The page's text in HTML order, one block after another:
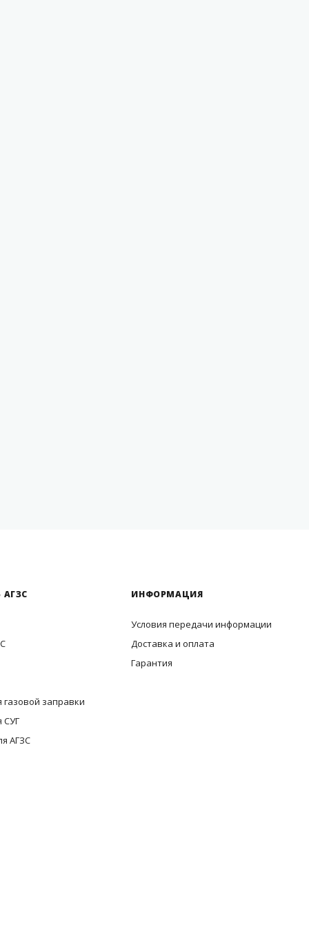
заправки
СУГ
АГЗС
ИНФОРМАЦИЯ
Условия передачи информации
Доставка и оплата
Гарантия